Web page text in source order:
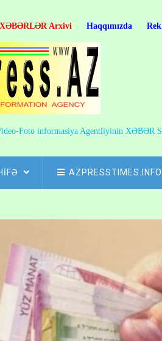
XƏBƏRLƏR Arxivi Haqqımızda
Foto informasiya Agentliyinin XƏBƏR
AZPRESSTIMES.INFO